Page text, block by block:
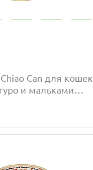
Can для кошек
и мальками